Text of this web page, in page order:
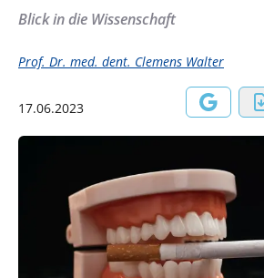
Blick in die Wissenschaft
Prof. Dr. med. dent. Clemens Walter
17.06.2023